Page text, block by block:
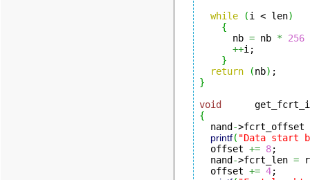
while
(i < len)
{
nb = nb * 256
++i;
}
return
(nb)
}
void
{
nand ->fcrt_offset
printf( "Data start
offset += 8;
nand ->fcrt_len =
offset += 4;